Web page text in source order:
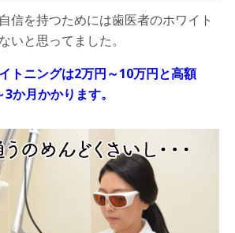
信を持つためには歯医者のホワイト
いと思ってました。
トニングは2万円～10万円と高額
3か月かかります。